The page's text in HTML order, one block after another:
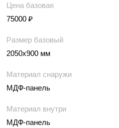
Цена базовая
75000 ₽
Размер базовый
2050х900 мм
Материал снаружи
МДФ-панель
Материал внутри
МДФ-панель